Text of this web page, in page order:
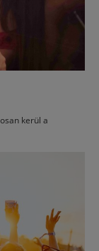
kerül a